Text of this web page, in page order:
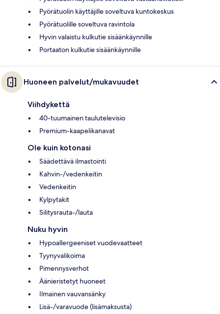
Pyörätuolin käyttäjille soveltuva kuntokeskus
Pyörätuolille soveltuva ravintola
Hyvin valaistu kulkutie sisäänkäynnille
Portaaton kulkutie sisäänkäynnille
Huoneen palvelut/mukavuudet
Viihdykettä
40-tuumainen taulutelevisio
Premium-kaapelikanavat
Ole kuin kotonasi
Säädettävä ilmastointi
Kahvin-/vedenkeitin
Vedenkeitin
Kylpytakit
Silitysrauta-/lauta
Nuku hyvin
Hypoallergeeniset vuodevaatteet
Tyynyvalikoima
Pimennysverhot
Äänieristetyt huoneet
Ilmainen vauvansänky
Lisä-/varavuode (lisämaksusta)